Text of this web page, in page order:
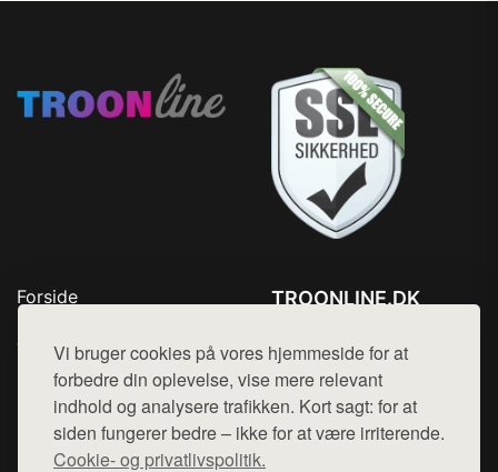
Vi bruger cookies på vores hjemmeside for at
forbedre din oplevelse, vise mere relevant
indhold og analysere trafikken. Kort sagt: for at
siden fungerer bedre – ikke for at være irriterende.
Cookie- og privatlivspolitik.
Forside
Top Rabatter
Blog
Kontakt
TROONLINE.DK
Mail: hej@want.dk
Cookie- og privatlivspolitik